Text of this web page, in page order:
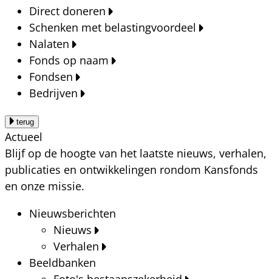
Direct doneren
Schenken met belastingvoordeel
Nalaten
Fonds op naam
Fondsen
Bedrijven
terug
Actueel
Blijf op de hoogte van het laatste nieuws, verhalen,
publicaties en ontwikkelingen rondom Kansfonds
en onze missie.
Nieuwsberichten
Nieuws
Verhalen
Beeldbanken